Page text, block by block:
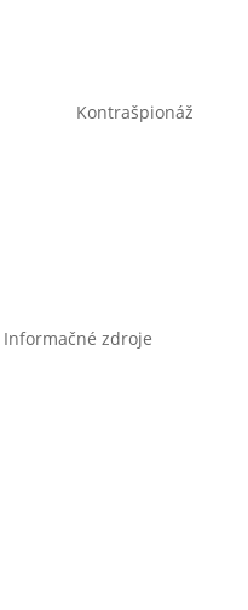
Kontrašpionáž
Informačné zdroje